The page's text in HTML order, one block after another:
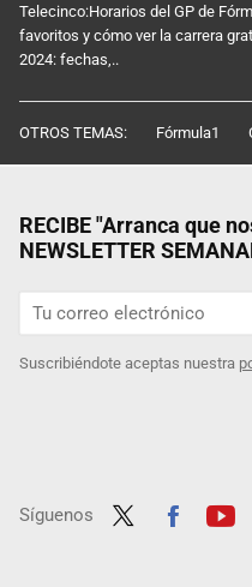
Telecinco:Horarios del GP de
favoritos y cómo ver la carrera
2024: fechas,..
OTROS TEMAS: Fórmula1
RECIBE "Arranca que
NEWSLETTER
Suscribiéndote aceptas nuestra
Síguenos